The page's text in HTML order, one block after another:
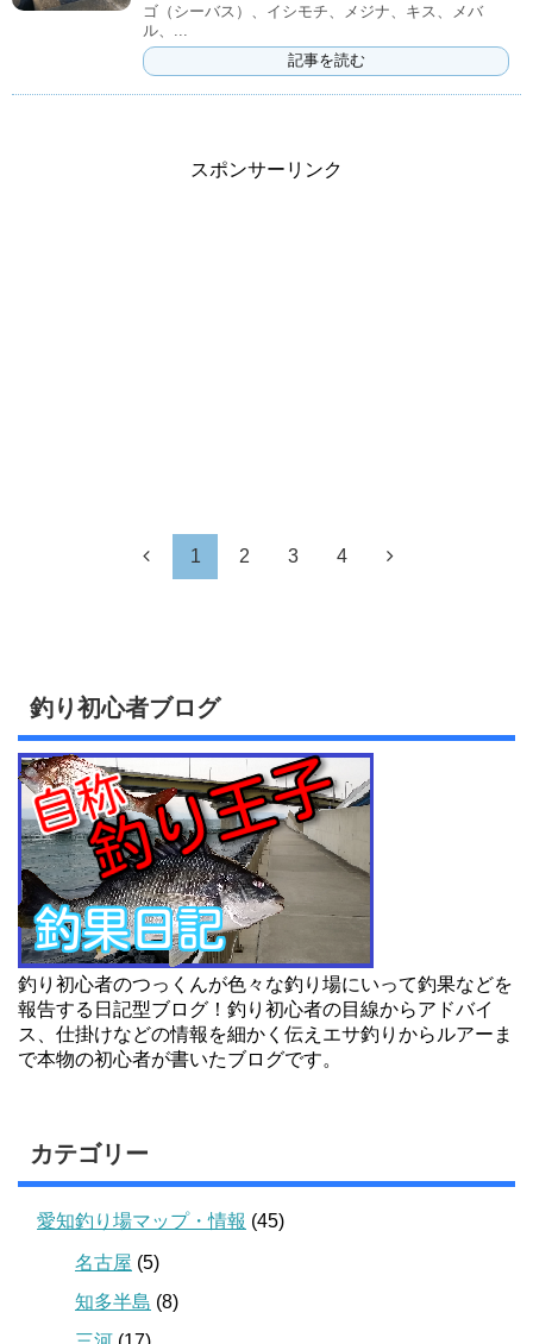
ゴ（シーバス）、イシモチ、メジナ、キス、メバ
ル、...
記事を読む
スポンサーリンク
1 2 3 4
釣り初心者ブログ
釣り初心者のつっくんが色々な釣り場にいって釣果などを
報告する日記型ブログ！釣り初心者の目線からアドバイ
ス、仕掛けなどの情報を細かく伝えエサ釣りからルアーま
で本物の初心者が書いたブログです。
カテゴリー
愛知釣り場マップ・情報 (45)
名古屋 (5)
知多半島 (8)